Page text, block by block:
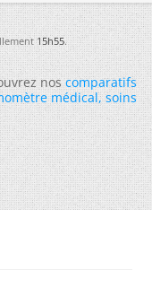
15h55.
noscomparatifs
médical,soins